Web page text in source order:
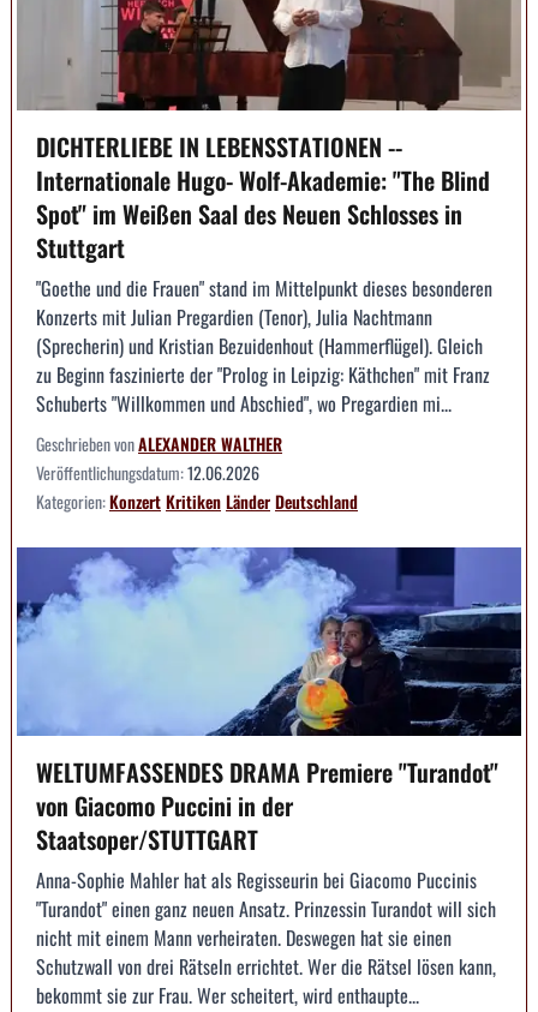
DICHTERLIEBE IN LEBENSSTATIONEN --
Internationale Hugo- Wolf-Akademie: "The Blind
Spot" im Weißen Saal des Neuen Schlosses in
Stuttgart
"Goethe und die Frauen" stand im Mittelpunkt dieses besonderen
Konzerts mit Julian Pregardien (Tenor), Julia Nachtmann
(Sprecherin) und Kristian Bezuidenhout (Hammerflügel). Gleich
zu Beginn faszinierte der "Prolog in Leipzig: Käthchen" mit Franz
Schuberts "Willkommen und Abschied", wo Pregardien mi...
Geschrieben vonALEXANDER WALTHER
Veröffentlichungsdatum:12.06.2026
Kategorien:KonzertKritikenLänderDeutschland
WELTUMFASSENDES DRAMA Premiere "Turandot"
von Giacomo Puccini in der
Staatsoper/STUTTGART
Anna-Sophie Mahler hat als Regisseurin bei Giacomo Puccinis
"Turandot" einen ganz neuen Ansatz. Prinzessin Turandot will sich
nicht mit einem Mann verheiraten. Deswegen hat sie einen
Schutzwall von drei Rätseln errichtet. Wer die Rätsel lösen kann,
bekommt sie zur Frau. Wer scheitert, wird enthaupte...